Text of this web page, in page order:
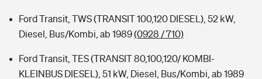
Ford Transit, TWS (TRANSIT 100,120 DIESEL), 52 kW,
Diesel, Bus/Kombi, ab 1989(0928 / 710)
Ford Transit, TES (TRANSIT 80,100,120/ KOMBI-
KLEINBUS DIESEL), 51 kW, Diesel, Bus/Kombi, ab 1989